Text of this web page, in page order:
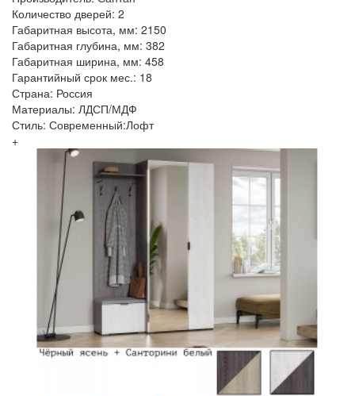
Количество дверей: 2
Габаритная высота, мм: 2150
Габаритная глубина, мм: 382
Габаритная ширина, мм: 458
Гарантийный срок мес.: 18
Страна: Россия
Материалы: ЛДСП/МДФ
Стиль: Современный:Лофт
+